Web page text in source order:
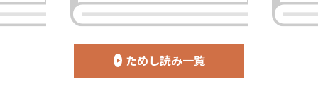
ためし読み一覧